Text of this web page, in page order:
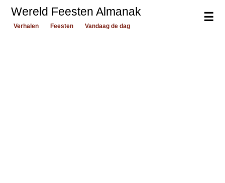
☰
Wereld Feesten Almanak
Verhalen Feesten Vandaag de dag